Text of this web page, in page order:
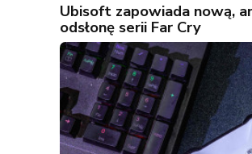
Ubisoft zapowiada nową,
odsłonę serii Far Cry